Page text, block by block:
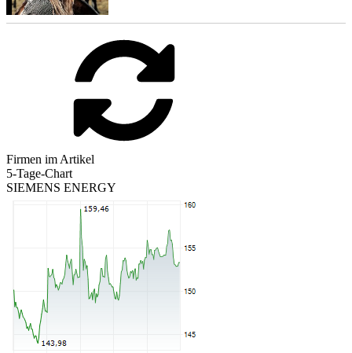
Firmen im Artikel
5-Tage-Chart
SIEMENS ENERGY